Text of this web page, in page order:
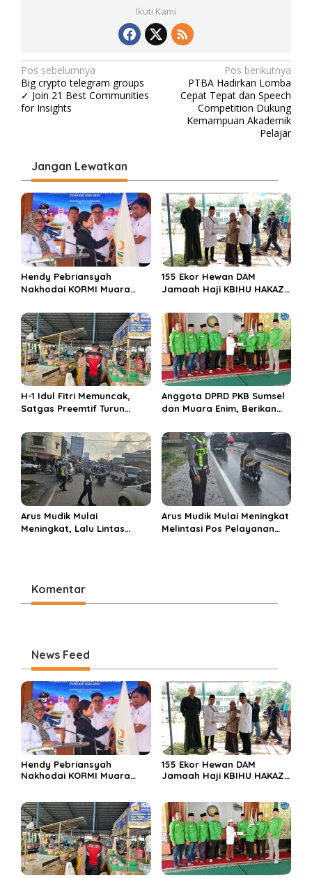
Ikuti Kami
N
a
v
a
s
i
p
o
s
Pos sebelumnya
Big crypto telegram groups
✓ Join 21 Best Communities
for Insights
Pos berikutnya
PTBA Hadirkan Lomba
Cepat Tepat dan Speech
Competition Dukung
Kemampuan Akademik
Pelajar
Jangan Lewatkan
Hendy Pebriansyah
Nakhodai KORMI Muara
155 Ekor Hewan DAM
Jamaah Haji KBIHU HAKAZA
Miftahul Huda Muara Enim
H-1 Idul Fitri Memuncak,
Satgas Preemtif Turun
Perbelanjaan Muara Enim
Anggota DPRD PKB Sumsel
dan Muara Enim, Berikan
di Ponpes Miftahul Huda
Arus Mudik Mulai
Meningkat, Lalu Lintas
Arus Mudik Mulai Meningkat
Melintasi Pos Pelayanan
Komentar
News Feed
Hendy Pebriansyah
Nakhodai KORMI Muara
155 Ekor Hewan DAM
Jamaah Haji KBIHU HAKAZA